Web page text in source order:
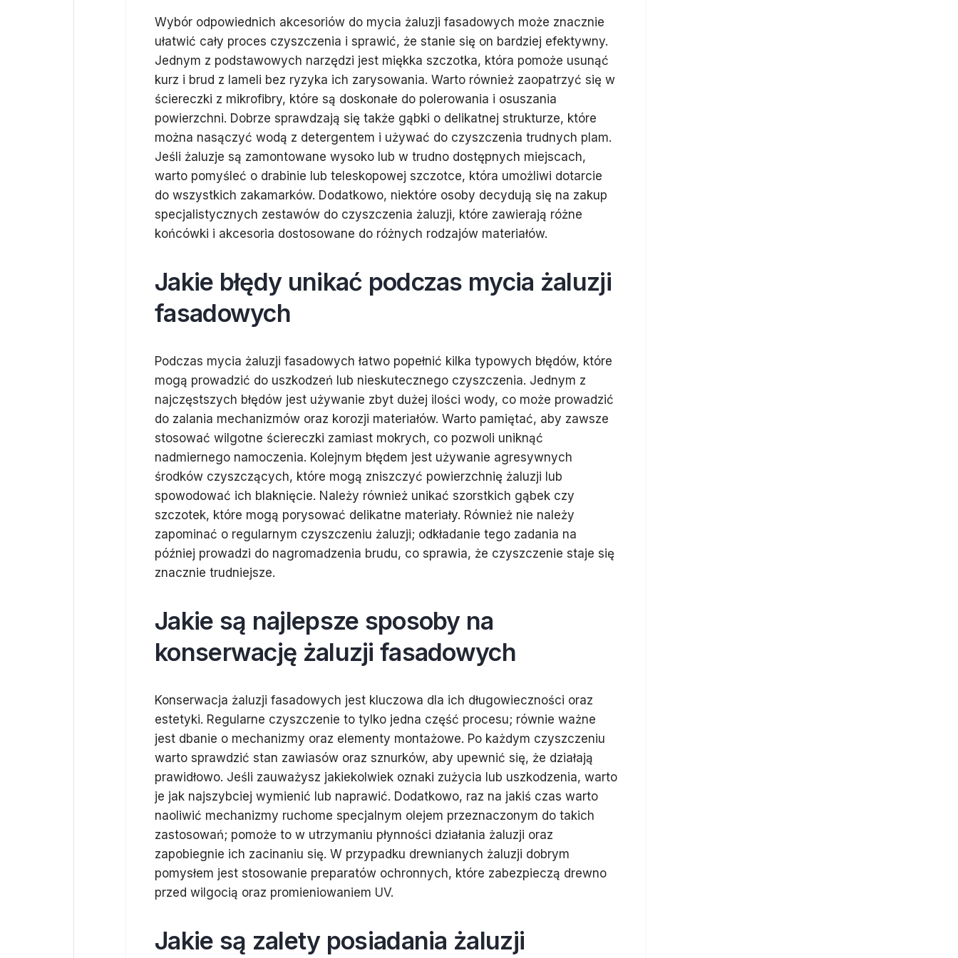
Wybór odpowiednich akcesoriów do mycia żaluzji fasadowych może znacznie
ułatwić cały proces czyszczenia i sprawić, że stanie się on bardziej efektywny.
Jednym z podstawowych narzędzi jest miękka szczotka, która pomoże usunąć
kurz i brud z lameli bez ryzyka ich zarysowania. Warto również zaopatrzyć się w
ściereczki z mikrofibry, które są doskonałe do polerowania i osuszania
powierzchni. Dobrze sprawdzają się także gąbki o delikatnej strukturze, które
można nasączyć wodą z detergentem i używać do czyszczenia trudnych plam.
Jeśli żaluzje są zamontowane wysoko lub w trudno dostępnych miejscach,
warto pomyśleć o drabinie lub teleskopowej szczotce, która umożliwi dotarcie
do wszystkich zakamarków. Dodatkowo, niektóre osoby decydują się na zakup
specjalistycznych zestawów do czyszczenia żaluzji, które zawierają różne
końcówki i akcesoria dostosowane do różnych rodzajów materiałów.
Jakie błędy unikać podczas mycia żaluzji
fasadowych
Podczas mycia żaluzji fasadowych łatwo popełnić kilka typowych błędów, które
mogą prowadzić do uszkodzeń lub nieskutecznego czyszczenia. Jednym z
najczęstszych błędów jest używanie zbyt dużej ilości wody, co może prowadzić
do zalania mechanizmów oraz korozji materiałów. Warto pamiętać, aby zawsze
stosować wilgotne ściereczki zamiast mokrych, co pozwoli uniknąć
nadmiernego namoczenia. Kolejnym błędem jest używanie agresywnych
środków czyszczących, które mogą zniszczyć powierzchnię żaluzji lub
spowodować ich blaknięcie. Należy również unikać szorstkich gąbek czy
szczotek, które mogą porysować delikatne materiały. Również nie należy
zapominać o regularnym czyszczeniu żaluzji; odkładanie tego zadania na
później prowadzi do nagromadzenia brudu, co sprawia, że czyszczenie staje się
znacznie trudniejsze.
Jakie są najlepsze sposoby na
konserwację żaluzji fasadowych
Konserwacja żaluzji fasadowych jest kluczowa dla ich długowieczności oraz
estetyki. Regularne czyszczenie to tylko jedna część procesu; równie ważne
jest dbanie o mechanizmy oraz elementy montażowe. Po każdym czyszczeniu
warto sprawdzić stan zawiasów oraz sznurków, aby upewnić się, że działają
prawidłowo. Jeśli zauważysz jakiekolwiek oznaki zużycia lub uszkodzenia, warto
je jak najszybciej wymienić lub naprawić. Dodatkowo, raz na jakiś czas warto
naoliwić mechanizmy ruchome specjalnym olejem przeznaczonym do takich
zastosowań; pomoże to w utrzymaniu płynności działania żaluzji oraz
zapobiegnie ich zacinaniu się. W przypadku drewnianych żaluzji dobrym
pomysłem jest stosowanie preparatów ochronnych, które zabezpieczą drewno
przed wilgocią oraz promieniowaniem UV.
Jakie są zalety posiadania żaluzji